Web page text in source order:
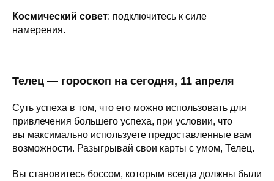
Космический совет: подключитесь к силе
намерения.
Телец — гороскоп на сегодня, 11 апреля
Суть успеха в том, что его можно использовать для
привлечения большего успеха, при условии, что
вы максимально используете предоставленные вам
возможности. Разыгрывай свои карты с умом, Телец.
Вы становитесь боссом, которым всегда должны были